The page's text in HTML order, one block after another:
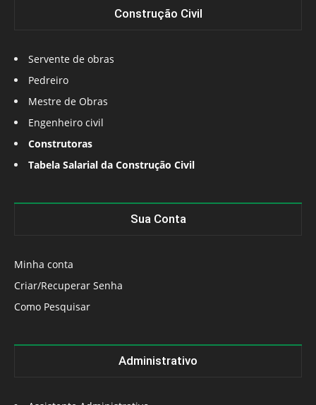
Construção Civil
Servente de obras
Pedreiro
Mestre de Obras
Engenheiro civil
Construtoras
Tabela Salarial da Construção Civil
Sua Conta
Minha conta
Criar/Recuperar Senha
Como Pesquisar
Administrativo